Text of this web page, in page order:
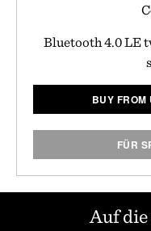
Bluetooth 4.0 LE
BUY FROM
FÜR
Auf